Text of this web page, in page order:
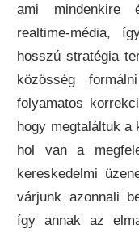
ami mindenkire
realtime-média,
hosszú stratégia
közösség
folyamatos
hogy megtaláltuk a
hol van a
kereskedelmi
várjunk azonnali
így annak az